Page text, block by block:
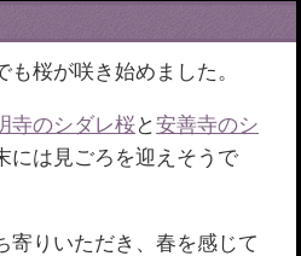
桜が咲き始めました。
寺のシダレ桜と安善寺のシ
には見ごろを迎えそうで
寄りいただき、春を感じて